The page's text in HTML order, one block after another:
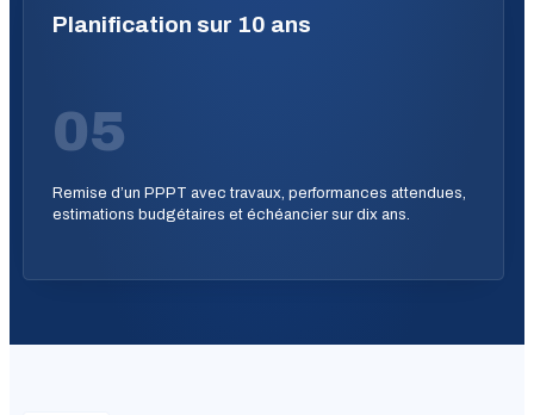
Planification sur 10 ans
05
Remise d’un PPPT avec travaux, performances attendues,
estimations budgétaires et échéancier sur dix ans.